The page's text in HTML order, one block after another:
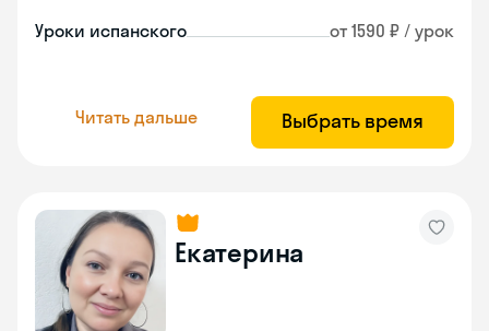
Уроки испанского от 1590 ₽ / урок
Читать дальше Выбрать время
Екатерина